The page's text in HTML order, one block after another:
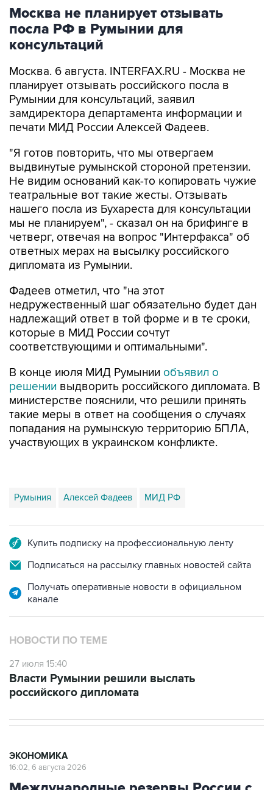
Москва не планирует отзывать
посла РФ в Румынии для
консультаций
Москва. 6 августа. INTERFAX.RU - Москва не
планирует отзывать российского посла в
Румынии для консультаций, заявил
замдиректора департамента информации и
печати МИД России Алексей Фадеев.
"Я готов повторить, что мы отвергаем
выдвинутые румынской стороной претензии.
Не видим оснований как-то копировать чужие
театральные вот такие жесты. Отзывать
нашего посла из Бухареста для консультации
мы не планируем", - сказал он на брифинге в
четверг, отвечая на вопрос "Интерфакса" об
ответных мерах на высылку российского
дипломата из Румынии.
Фадеев отметил, что "на этот
недружественный шаг обязательно будет дан
надлежащий ответ в той форме и в те сроки,
которые в МИД России сочтут
соответствующими и оптимальными".
В конце июля МИД Румынии объявил о
решении выдворить российского дипломата. В
министерстве пояснили, что решили принять
такие меры в ответ на сообщения о случаях
попадания на румынскую территорию БПЛА,
участвующих в украинском конфликте.
Румыния Алексей Фадеев МИД РФ
Купить подписку на профессиональную ленту
Подписаться на рассылку главных новостей сайта
Получать оперативные новости в официальном
канале
НОВОСТИ ПО ТЕМЕ
27 июля 15:40
Власти Румынии решили выслать
российского дипломата
ЭКОНОМИКА
16:02, 6 августа 2026